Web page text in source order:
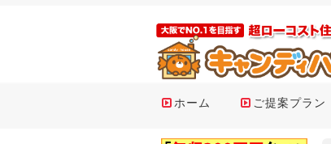
ホーム ご提案プラン